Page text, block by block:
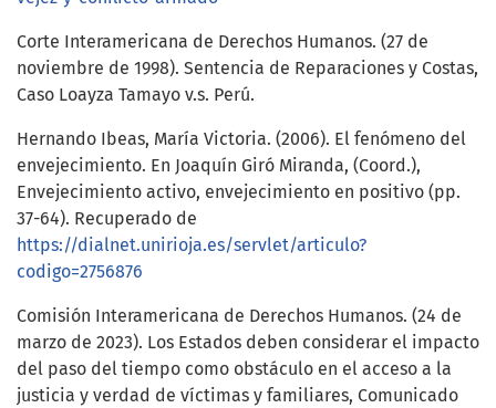
Corte Interamericana de Derechos Humanos. (27 de
noviembre de 1998). Sentencia de Reparaciones y Costas,
Caso Loayza Tamayo v.s. Perú.
Hernando Ibeas, María Victoria. (2006). El fenómeno del
envejecimiento. En Joaquín Giró Miranda, (Coord.),
Envejecimiento activo, envejecimiento en positivo (pp.
37-64). Recuperado de
https://dialnet.unirioja.es/servlet/articulo?
codigo=2756876
Comisión Interamericana de Derechos Humanos. (24 de
marzo de 2023). Los Estados deben considerar el impacto
del paso del tiempo como obstáculo en el acceso a la
justicia y verdad de víctimas y familiares, Comunicado